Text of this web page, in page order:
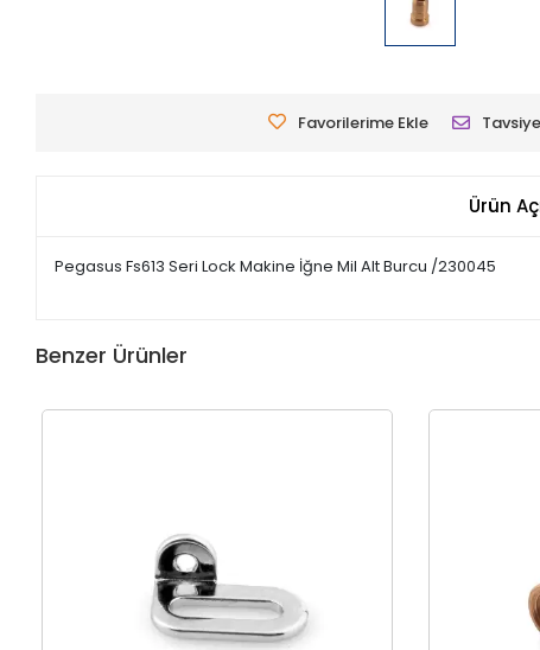
Favorilerime Ekle
Ürün
Pegasus Fs613 Seri Lock Makine İğne Mil Alt Burcu /230045
Benzer Ürünler